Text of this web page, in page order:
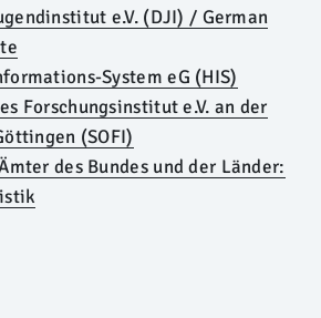
e.V. (DJI) / German
System eG (HIS)
Forschungsinstitut e.V. an der
(SOFI)
des Bundes und der Länder: